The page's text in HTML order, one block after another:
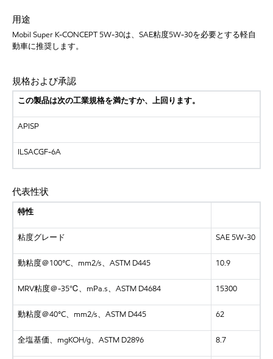
用途
Mobil Super K-CONCEPT 5W-30は、SAE粘度5W-30を必要とする軽自
動車に推奨します。
規格および承認
この製品は次の工業規格を満たすか、上回ります。
APISP
ILSACGF-6A
代表性状
特性
粘度グレード SAE 5W-30
動粘度＠100°C、mm2/s、ASTM D445 10.9
MRV粘度＠-35℃、mPa.s、ASTM D4684 15300
動粘度＠40°C、mm2/s、ASTM D445 62
全塩基価、mgKOH/g、ASTM D2896 8.7